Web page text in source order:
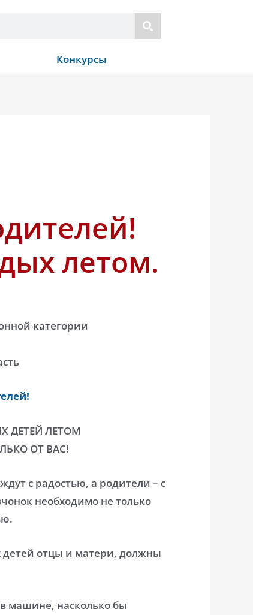
Конкурсы
летом.
категории
ДЕТЕЙ ЛЕТОМ
ОТ ВАС!
с радостью, а родители – с
необходимо не только
детей отцы и матери, должны
машине, насколько бы